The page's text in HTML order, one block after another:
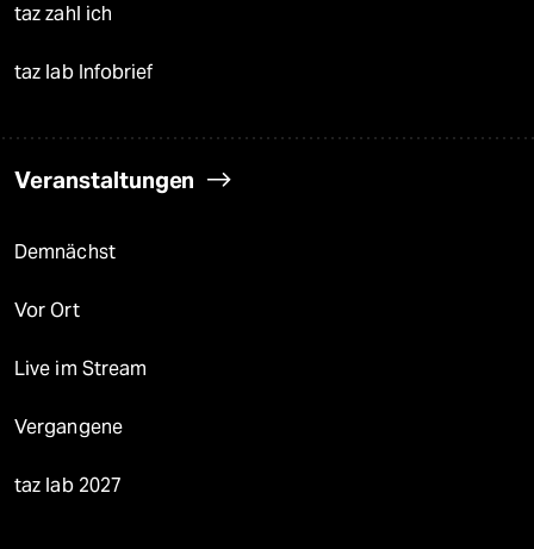
taz zahl ich
taz lab Infobrief
Veranstaltungen
Demnächst
Vor Ort
Live im Stream
Vergangene
taz lab 2027